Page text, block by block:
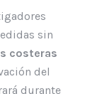
sin
costeras
del
durante